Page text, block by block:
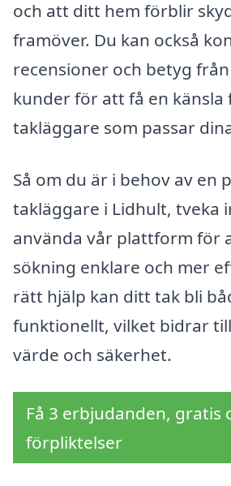
och att ditt hem förblir
framöver. Du kan också
recensioner och betyg
kunder för att få en känsla
takläggare som passar
Så om du är i behov av en
takläggare i Lidhult, tveka
använda vår plattform för
sökning enklare och mer
rätt hjälp kan ditt tak bli
funktionellt, vilket bidrar
värde och säkerhet.
Få 3 erbjudanden, gratis
förpliktelser